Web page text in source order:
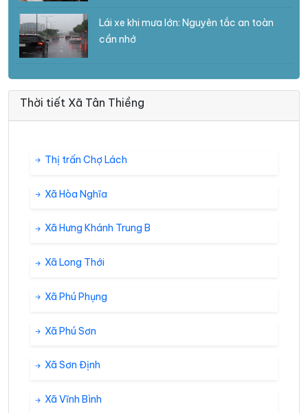
Lái xe khi mưa lớn: Nguyên tắc an toàn
cần nhớ
Thời tiết Xã Tân Thiềng
Thị trấn Chợ Lách
Xã Hòa Nghĩa
Xã Hưng Khánh Trung B
Xã Long Thới
Xã Phú Phụng
Xã Phú Sơn
Xã Sơn Định
Xã Vĩnh Bình